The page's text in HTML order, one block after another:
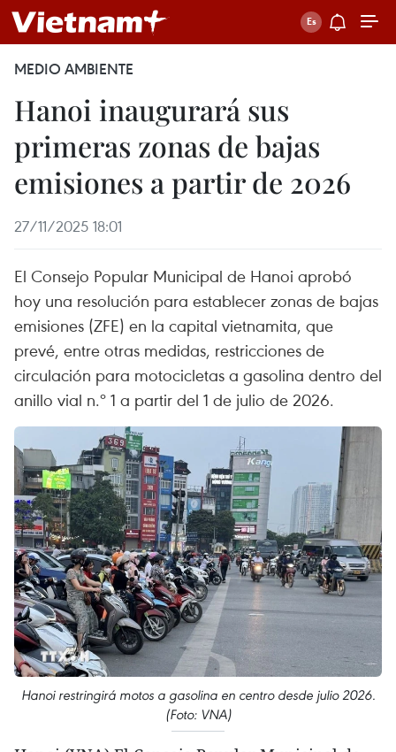
MEDIO AMBIENTE
Hanoi inaugurará sus
primeras zonas de bajas
emisiones a partir de 2026
27/11/2025 18:01
El Consejo Popular Municipal de Hanoi aprobó
hoy una resolución para establecer zonas de bajas
emisiones (ZFE) en la capital vietnamita, que
prevé, entre otras medidas, restricciones de
circulación para motocicletas a gasolina dentro del
anillo vial n.º 1 a partir del 1 de julio de 2026.
Hanoi restringirá motos a gasolina en centro desde julio 2026.
(Foto: VNA)